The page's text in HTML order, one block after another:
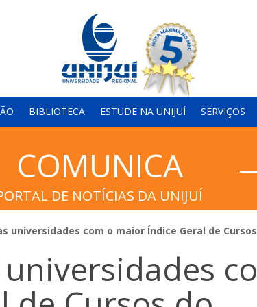
BIBLIOTECA ESTUDE NA UNIJUÍ SERVIÇOS
COMUNICA
DE NOTÍCIAS DA UNIJUÍ
universidades com o maior Índice Geral de